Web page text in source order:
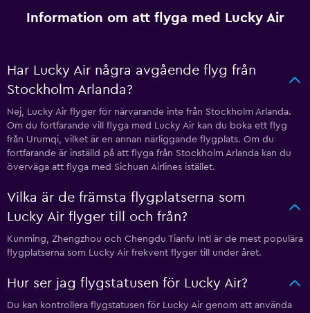
Information om att flyga med Lucky Air
Har Lucky Air några avgående flyg från
Stockholm Arlanda?
Nej, Lucky Air flyger för närvarande inte från Stockholm Arlanda.
Om du fortfarande vill flyga med Lucky Air kan du boka ett flyg
från Urumqi, vilket är en annan närliggande flygplats. Om du
fortfarande är inställd på att flyga från Stockholm Arlanda kan du
överväga att flyga med Sichuan Airlines istället.
Vilka är de främsta flygplatserna som
Lucky Air flyger till och från?
Kunming, Zhengzhou och Chengdu Tianfu Intl är de mest populära
flygplatserna som Lucky Air frekvent flyger till under året.
Hur ser jag flygstatusen för Lucky Air?
Du kan kontrollera flygstatusen för Lucky Air genom att använda